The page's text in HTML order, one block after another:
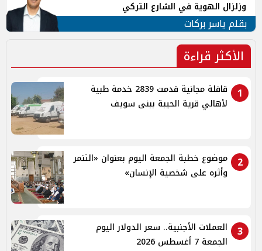
وزلزال الهوية في الشارع التركي
بقلم ياسر بركات
الأكثر قراءة
1
قافلة مجانية قدمت 2839 خدمة طبية
لأهالي قرية الحيبة ببنى سويف
2
موضوع خطبة الجمعة اليوم بعنوان «التنمر
وأثره على شخصية الإنسان»
3
العملات الأجنبية.. سعر الدولار اليوم
الجمعة 7 أغسطس 2026